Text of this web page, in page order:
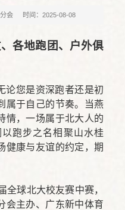
会 时间：2025-08-08
各地跑团、户外俱
论您是资深跑者还是初
属于自己的节奏。当燕
情，一场属于北大人的
跑步之名相聚山水桂
健康与友谊的约定，期
全球北大校友赛中赛，
会主办、广东新中体育